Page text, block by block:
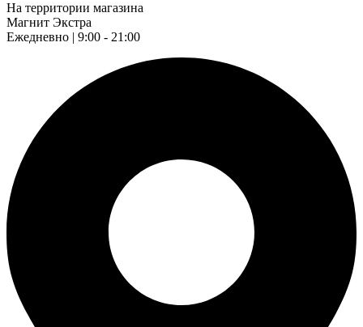
На территории магазина
Магнит Экстра
Ежедневно | 9:00 - 21:00